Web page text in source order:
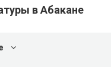
в Абакане